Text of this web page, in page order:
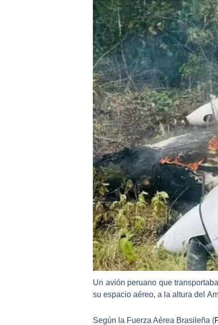
Un avión peruano que
su espacio aéreo, a la altura del
Según la Fuerza Aérea Brasileña (